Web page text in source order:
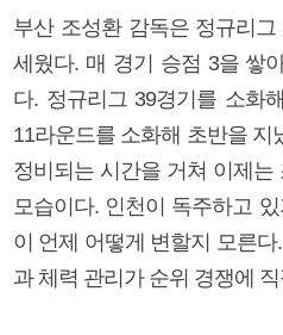
부산 조성환 감독은 정규리
세웠다. 매 경기 승점 3을 쌓
다. 정규리그 39경기를 소화
11라운드를 소화해 초반을 지
정비되는 시간을 거쳐 이제
모습이다. 인천이 독주하고
이 언제 어떻게 변할지 모른
과 체력 관리가 순위 경쟁에